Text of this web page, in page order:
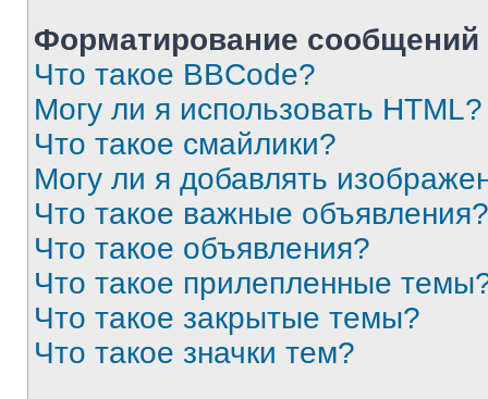
Форматирование
Что такое BBCode?
Могу ли я использовать HTML?
Что такое смайлики?
Могу ли я добавлять
Что такое важные объявления?
Что такое объявления?
Что такое прилепленные
Что такое закрытые темы?
Что такое значки тем?